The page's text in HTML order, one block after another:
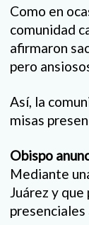
Como en
comunidad
afirmaron
pero
Así, la
misas
Obispo
Mediante
Juárez y